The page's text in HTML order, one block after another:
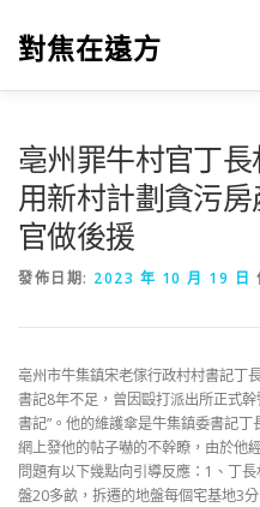
對焦在遠方
亳州罪牛村官丁
用新村計劃貪污
官做後援
發佈日期: 2023 年 10 月 19 日
亳州市牛集鎮宋老傢行政村村書記丁
書記8年不足，曾因毆打派出所正式
書記”。他的維護傘是牛集鎮委書記
網上發他的帖子嚇的不幹瞭，由於
問題有以下幾點向引導反應：1、丁
盤20多畝，拆遷的地盤每個宅基地3